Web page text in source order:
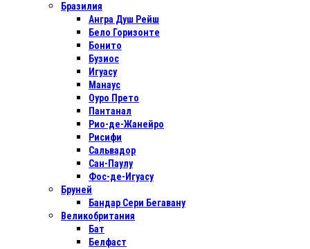
Бразилия
Ангра Душ Рейш
Бело Горизонте
Бонито
Бузиос
Игуасу
Манаус
Оуро Прето
Пантанал
Рио-де-Жанейро
Рисифи
Сальвадор
Сан-Паулу
Фос-де-Игуасу
Бруней
Бандар Сери Бегавану
Великобритания
Бат
Белфаст